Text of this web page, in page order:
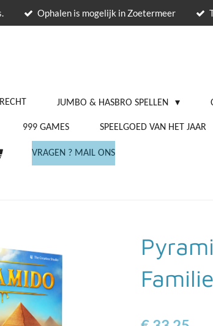
Ophalen is mogelijk in Zoetermeer
JUMBO & HASBRO SPELLEN
999 GAMES SPEELGOED VAN HET JAAR
VRAGEN ? MAIL ONS